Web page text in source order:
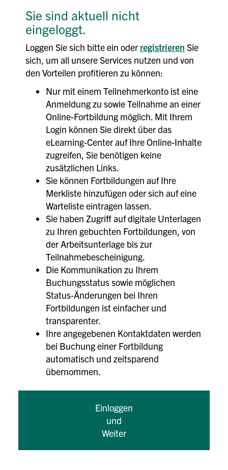
Sie sind aktuell nicht
eingeloggt.
Loggen Sie sich bitte ein oder registrieren Sie
sich, um all unsere Services nutzen und von
den Vorteilen profitieren zu können:
Nur mit einem Teilnehmerkonto ist eine
Anmeldung zu sowie Teilnahme an einer
Online-Fortbildung möglich. Mit Ihrem
Login können Sie direkt über das
eLearning-Center auf Ihre Online-Inhalte
zugreifen, Sie benötigen keine
zusätzlichen Links.
Sie können Fortbildungen auf Ihre
Merkliste hinzufügen oder sich auf eine
Warteliste eintragen lassen.
Sie haben Zugriff auf digitale Unterlagen
zu Ihren gebuchten Fortbildungen, von
der Arbeitsunterlage bis zur
Teilnahmebescheinigung.
Die Kommunikation zu Ihrem
Buchungsstatus sowie möglichen
Status-Änderungen bei Ihren
Fortbildungen ist einfacher und
transparenter.
Ihre angegebenen Kontaktdaten werden
bei Buchung einer Fortbildung
automatisch und zeitsparend
übernommen.
Einloggen
und
Weiter